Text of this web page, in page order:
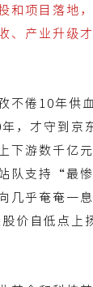
和项目落地
、产业升级
不倦10年供
，才守到京
下游数千亿
队支持“最
几乎奄奄一
价自低点上